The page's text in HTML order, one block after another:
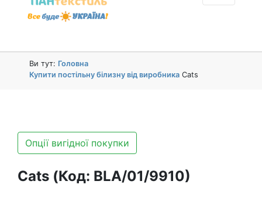
Ви тут: Головна
Купити постільну білизну від виробника Cats
Опції вигідної покупки
Cats (Код: BLA/01/9910)